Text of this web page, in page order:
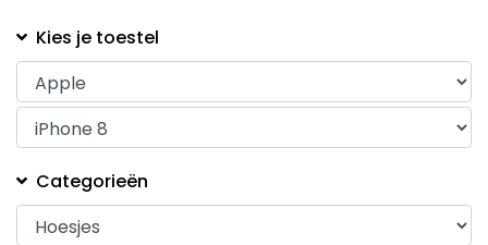
Kies je toestel
Categorieën